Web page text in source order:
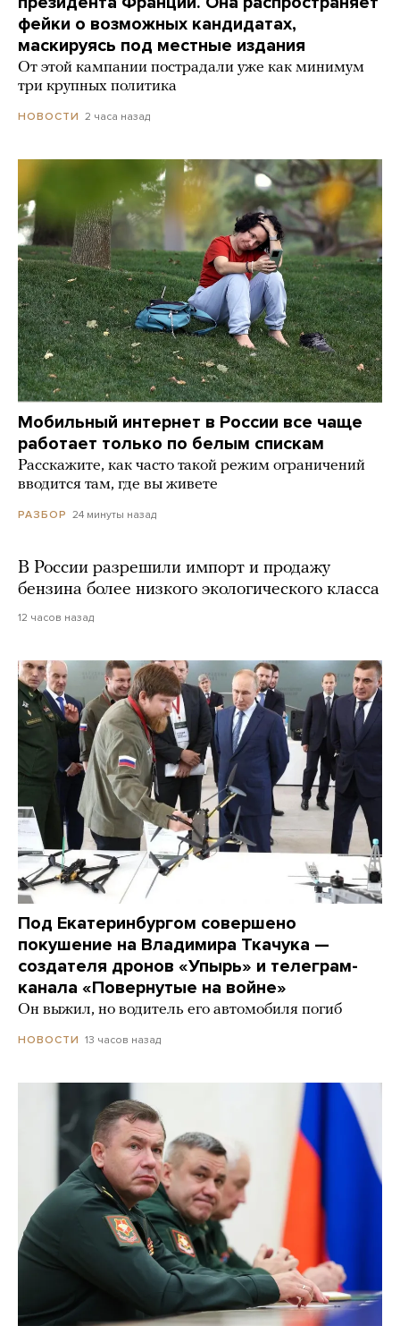
фейки о возможных кандидатах,
маскируясь под местные издания
От этой кампании пострадали уже как минимум
три крупных политика
НОВОСТИ 2 часа назад
Мобильный интернет в России все чаще
работает только по белым спискам
Расскажите, как часто такой режим ограничений
вводится там, где вы живете
РАЗБОР 24 минуты назад
В России разрешили импорт и продажу
бензина более низкого экологического класса
12 часов назад
Под Екатеринбургом совершено
покушение на Владимира Ткачука —
создателя дронов «Упырь» и телеграм-
канала «Повернутые на войне»
Он выжил, но водитель его автомобиля погиб
НОВОСТИ 13 часов назад